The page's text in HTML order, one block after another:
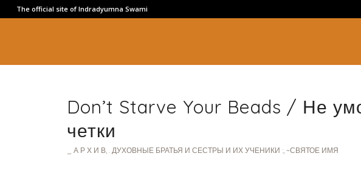
The official site of Indradyumna Swami
Don’t Starve Your Beads / Не
четки
_ А Р Х И В,. ДУХОВНЫЕ БРАТЬЯ И СЕСТРЫ И ИХ УЧЕНИКИ :,~СВЯТОЕ ИМЯ